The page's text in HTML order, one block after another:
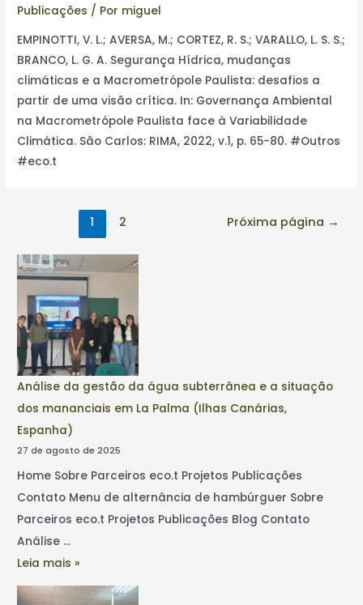
Publicações / Por miguel
EMPINOTTI, V. L.; AVERSA, M.; CORTEZ, R. S.; VARALLO, L. S. S.;
BRANCO, L. G. A. Segurança Hídrica, mudanças
climáticas e a Macrometrópole Paulista: desafios a
partir de uma visão crítica. In: Governança Ambiental
na Macrometrópole Paulista face à Variabilidade
Climática. São Carlos: RIMA, 2022, v.1, p. 65-80. #Outros
#eco.t
1 2 Próxima página →
Análise da gestão da água subterrânea e a situação
dos mananciais em La Palma (Ilhas Canárias,
Espanha)
27 de agosto de 2025
Home Sobre Parceiros eco.t Projetos Publicações
Contato Menu de alternância de hambúrguer Sobre
Parceiros eco.t Projetos Publicações Blog Contato
Análise …
Leia mais »